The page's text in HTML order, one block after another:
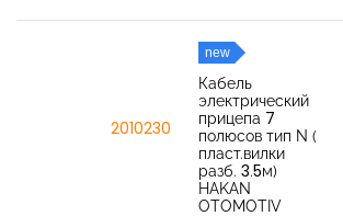
2010230
new
Кабель
электрический
прицепа 7
полюсов тип N (
пласт.вилки
разб. 3.5м)
HAKAN
OTOMOTIV